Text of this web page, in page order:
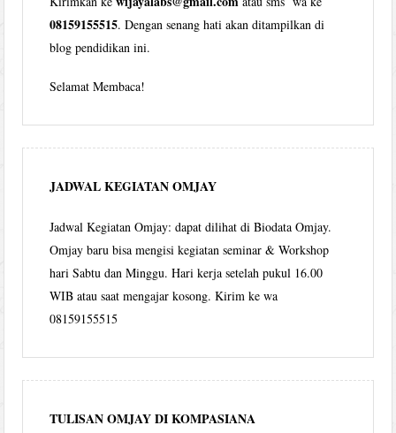
08159155515. Dengan senang hati akan ditampilkan di
blog pendidikan ini.
Selamat Membaca!
JADWAL KEGIATAN OMJAY
Jadwal Kegiatan Omjay: dapat dilihat di Biodata Omjay.
Omjay baru bisa mengisi kegiatan seminar & Workshop
hari Sabtu dan Minggu. Hari kerja setelah pukul 16.00
WIB atau saat mengajar kosong. Kirim ke wa
08159155515
TULISAN OMJAY DI KOMPASIANA